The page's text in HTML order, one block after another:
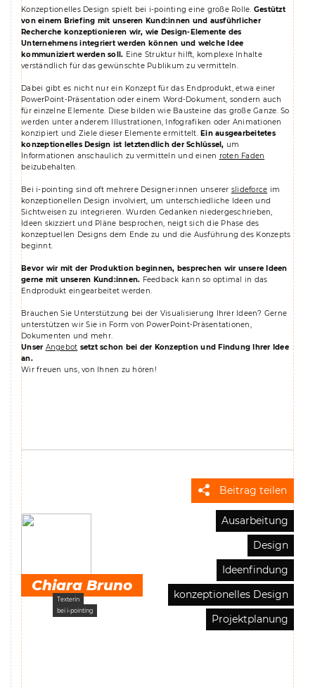
Konzeptionelles Design spielt bei i-pointing eine große Rolle. Gestützt
von einem Briefing mit unseren Kund:innen und ausführlicher
Recherche konzeptionieren wir, wie Design-Elemente des
Unternehmens integriert werden können und welche Idee
kommuniziert werden soll. Eine Struktur hilft, komplexe Inhalte
verständlich für das gewünschte Publikum zu vermitteln.
Dabei gibt es nicht nur ein Konzept für das Endprodukt, etwa einer
PowerPoint-Präsentation oder einem Word-Dokument, sondern auch
für einzelne Elemente. Diese bilden wie Bausteine das große Ganze. So
werden unter anderem Illustrationen, Infografiken oder Animationen
konzipiert und Ziele dieser Elemente ermittelt. Ein ausgearbeitetes
konzeptionelles Design ist letztendlich der Schlüssel, um
Informationen anschaulich zu vermitteln und einen roten Faden
beizubehalten.
Bei i-pointing sind oft mehrere Designer:innen unserer slideforce im
konzeptionellen Design involviert, um unterschiedliche Ideen und
Sichtweisen zu integrieren. Wurden Gedanken niedergeschrieben,
Ideen skizziert und Pläne besprochen, neigt sich die Phase des
konzeptuellen Designs dem Ende zu und die Ausführung des Konzepts
beginnt.
Bevor wir mit der Produktion beginnen, besprechen wir unsere Ideen
gerne mit unseren Kund:innen. Feedback kann so optimal in das
Endprodukt eingearbeitet werden.
Brauchen Sie Unterstützung bei der Visualisierung Ihrer Ideen? Gerne
unterstützen wir Sie in Form von PowerPoint-Präsentationen,
Dokumenten und mehr.
Unser Angebot setzt schon bei der Konzeption und Findung Ihrer Idee
an.
Wir freuen uns, von Ihnen zu hören!
Chiara Bruno
Texterin
bei i-pointing
Beitrag teilen
Ausarbeitung
Design
Ideenfindung
konzeptionelles Design
Projektplanung